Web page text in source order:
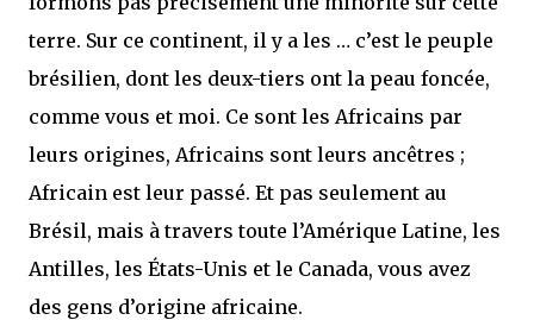
terre. Sur ce continent, il y a les … c’est le peuple
brésilien, dont les deux-tiers ont la peau foncée,
comme vous et moi. Ce sont les Africains par
leurs origines, Africains sont leurs ancêtres ;
Africain est leur passé. Et pas seulement au
Brésil, mais à travers toute l’Amérique Latine, les
Antilles, les États-Unis et le Canada, vous avez
des gens d’origine africaine.